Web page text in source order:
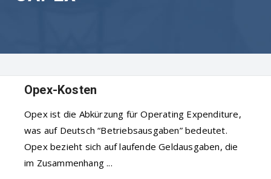
Opex-Kosten
Opex ist die Abkürzung für Operating Expenditure,
was auf Deutsch “Betriebsausgaben” bedeutet.
Opex bezieht sich auf laufende Geldausgaben, die
im Zusammenhang ...